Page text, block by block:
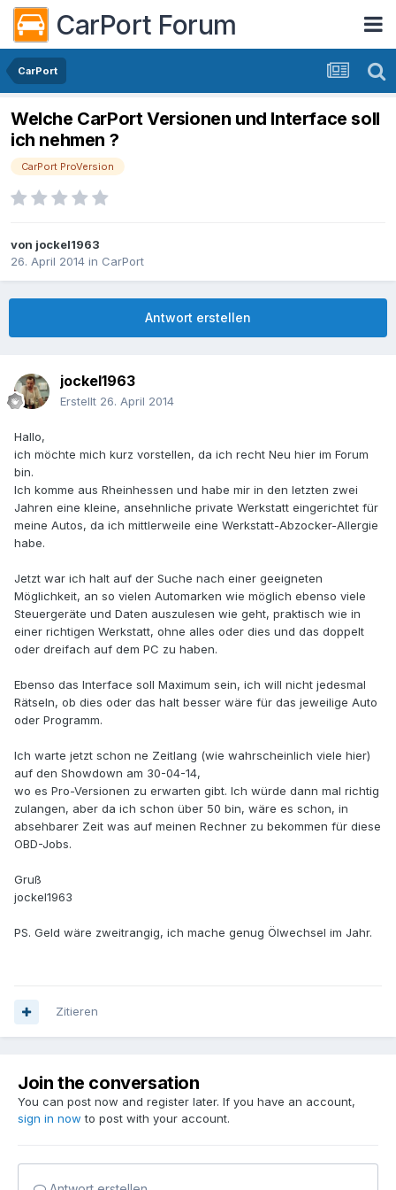
CarPort Forum
CarPort
Welche CarPort Versionen und Interface soll
ich nehmen ?
CarPort ProVersion
von jockel1963
26. April 2014 in CarPort
Antwort erstellen
jockel1963
Erstellt 26. April 2014
Hallo,
ich möchte mich kurz vorstellen, da ich recht Neu hier im Forum
bin.
Ich komme aus Rheinhessen und habe mir in den letzten zwei
Jahren eine kleine, ansehnliche private Werkstatt eingerichtet für
meine Autos, da ich mittlerweile eine Werkstatt-Abzocker-Allergie
habe.
Jetzt war ich halt auf der Suche nach einer geeigneten
Möglichkeit, an so vielen Automarken wie möglich ebenso viele
Steuergeräte und Daten auszulesen wie geht, praktisch wie in
einer richtigen Werkstatt, ohne alles oder dies und das doppelt
oder dreifach auf dem PC zu haben.
Ebenso das Interface soll Maximum sein, ich will nicht jedesmal
Rätseln, ob dies oder das halt besser wäre für das jeweilige Auto
oder Programm.
Ich warte jetzt schon ne Zeitlang (wie wahrscheinlich viele hier)
auf den Showdown am 30-04-14,
wo es Pro-Versionen zu erwarten gibt. Ich würde dann mal richtig
zulangen, aber da ich schon über 50 bin, wäre es schon, in
absehbarer Zeit was auf meinen Rechner zu bekommen für diese
OBD-Jobs.
Gruß
jockel1963
PS. Geld wäre zweitrangig, ich mache genug Ölwechsel im Jahr.
Zitieren
Join the conversation
You can post now and register later. If you have an account,
sign in now to post with your account.